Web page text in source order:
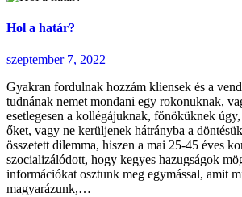
Hol a határ?
szeptember 7, 2022
Gyakran fordulnak hozzám kliensek és a
tudnának nemet mondani egy rokonuknak,
esetlegesen a kollégájuknak, főnöküknek
őket, vagy ne kerüljenek hátrányba a
összetett dilemma, hiszen a mai 25-45 éves
szocializálódott, hogy kegyes hazugságok
információkat osztunk meg egymással, amit
magyarázunk,…